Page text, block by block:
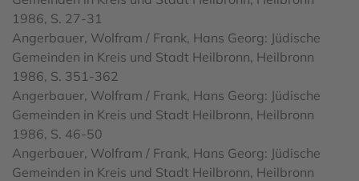
1986, S. 27-31
Angerbauer, Wolfram / Frank, Hans Georg: Jüdische
Gemeinden in Kreis und Stadt Heilbronn, Heilbronn
1986, S. 351-362
Angerbauer, Wolfram / Frank, Hans Georg: Jüdische
Gemeinden in Kreis und Stadt Heilbronn, Heilbronn
1986, S. 46-50
Angerbauer, Wolfram / Frank, Hans Georg: Jüdische
Gemeinden in Kreis und Stadt Heilbronn, Heilbronn